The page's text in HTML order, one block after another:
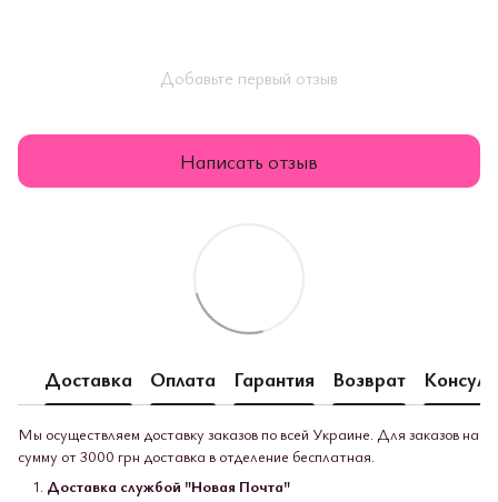
Добавьте первый отзыв
Написать отзыв
Доставка Оплата Гарантия Возврат
Мы осуществляем доставку заказов по всей Украине. Для заказов на
сумму от 3000 грн доставка в отделение бесплатная.
Доставка службой "Новая Почта"